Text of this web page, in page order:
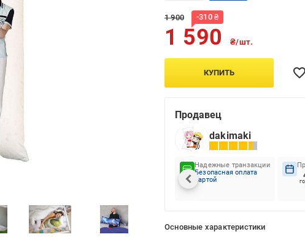
1 900 -310₴
1 590 ₴/шт.
КУПИТЬ
Продавец
dakimaki
Надежные транзакции
Безопасная оплата
картой
Основные характеристики